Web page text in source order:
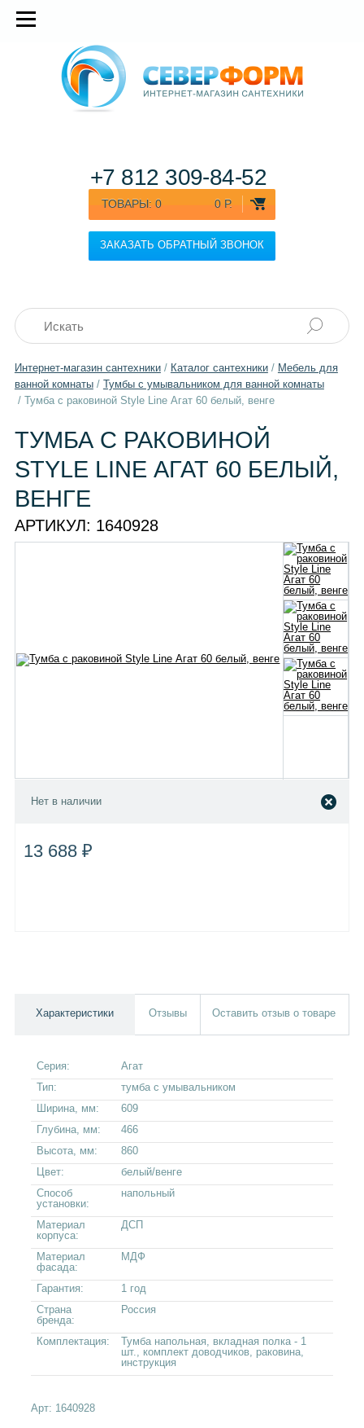
ТОВАРЫ: 0 0 Р.
ЗАКАЗАТЬ ОБРАТНЫЙ ЗВОНОК
+7 812 309-84-52
Интернет-магазин сантехники/ Каталог сантехники/ Мебель для
ванной комнаты/ Тумбы с умывальником для ванной комнаты
/ Тумба с раковиной Style Line Агат 60 белый, венге
ТУМБА С РАКОВИНОЙ
STYLE LINE АГАТ 60 БЕЛЫЙ,
ВЕНГЕ
АРТИКУЛ: 1640928
Нет в наличии
13 688 ₽
Характеристики Отзывы Оставить отзыв о товаре
Серия:
Агат
Тип:
тумба с умывальником
Ширина, мм:
609
Глубина, мм:
466
Высота, мм:
860
Цвет:
белый/венге
Способ
установки:
напольный
Материал
корпуса:
ДСП
Материал
фасада:
МДФ
Гарантия:
1 год
Страна
бренда:
Россия
Комплектация:
Тумба напольная, вкладная полка - 1
шт., комплект доводчиков, раковина,
инструкция
Арт: 1640928